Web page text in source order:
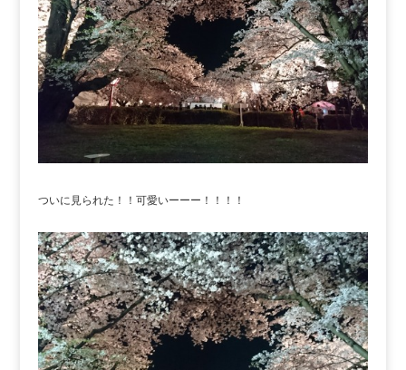
ついに見られた！！可愛いーーー！！！！